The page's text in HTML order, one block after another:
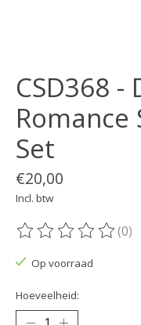
CSD368 -
Set
€20,00
Incl. btw
De beoordeling van
(0)
Op voorraad
Hoeveelheid: